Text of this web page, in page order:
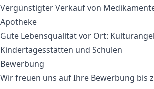
Vergünstigter Verkauf von
Apotheke
Gute Lebensqualität vor Ort:
Kindertagesstätten und Schulen
Bewerbung
Wir freuen uns auf Ihre Bewerbung bis